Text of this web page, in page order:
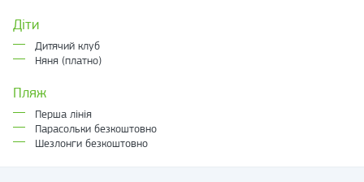
Діти
Дитячий клуб
Няня (платно)
Пляж
Перша лінія
Парасольки безкоштовно
Шезлонги безкоштовно